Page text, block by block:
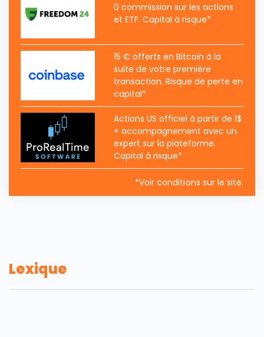
0 commission sur les actions
et ETF. Capital à risque*
15 € offerts en Bitcoin à la
suite de votre première
transaction. Risque de perte en
capital*
Actions US officiel à partir de 1$
+ accompagnement avec un
expert sur la plateforme.
Capital à risque*
*Voir conditions sur le site.
Lexique